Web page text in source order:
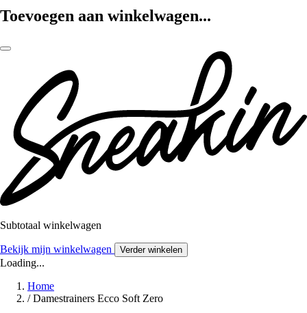
Toevoegen aan winkelwagen...
Subtotaal winkelwagen
Bekijk mijn winkelwagen Verder winkelen
Loading...
Home
/ Damestrainers Ecco Soft Zero